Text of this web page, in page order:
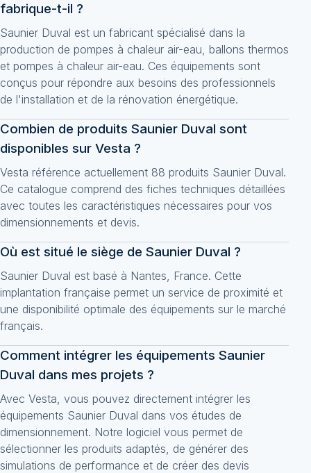
fabrique-t-il ?
Saunier Duval est un fabricant spécialisé dans la
production de pompes à chaleur air-eau, ballons thermos
et pompes à chaleur air-eau. Ces équipements sont
conçus pour répondre aux besoins des professionnels
de l'installation et de la rénovation énergétique.
Combien de produits Saunier Duval sont
disponibles sur Vesta ?
Vesta référence actuellement 88 produits Saunier Duval.
Ce catalogue comprend des fiches techniques détaillées
avec toutes les caractéristiques nécessaires pour vos
dimensionnements et devis.
Où est situé le siège de Saunier Duval ?
Saunier Duval est basé à Nantes, France. Cette
implantation française permet un service de proximité et
une disponibilité optimale des équipements sur le marché
français.
Comment intégrer les équipements Saunier
Duval dans mes projets ?
Avec Vesta, vous pouvez directement intégrer les
équipements Saunier Duval dans vos études de
dimensionnement. Notre logiciel vous permet de
sélectionner les produits adaptés, de générer des
simulations de performance et de créer des devis